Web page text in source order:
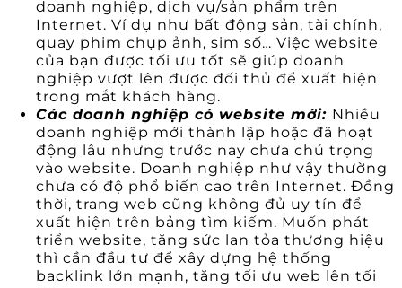
doanh nghiệp, dịch vụ/sản phẩm trên
Internet. Ví dụ như bất động sản, tài chính,
quay phim chụp ảnh, sim số… Việc website
của bạn được tối ưu tốt sẽ giúp doanh
nghiệp vượt lên được đối thủ để xuất hiện
trong mắt khách hàng.
Các doanh nghiệp có website mới: Nhiều
doanh nghiệp mới thành lập hoặc đã hoạt
động lâu nhưng trước nay chưa chú trọng
vào website. Doanh nghiệp như vậy thường
chưa có độ phổ biến cao trên Internet. Đồng
thời, trang web cũng không đủ uy tín để
xuất hiện trên bảng tìm kiếm. Muốn phát
triển website, tăng sức lan tỏa thương hiệu
thì cần đầu tư để xây dựng hệ thống
backlink lớn mạnh, tăng tối ưu web lên tối